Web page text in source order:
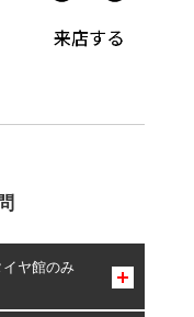
ヤ館のみ